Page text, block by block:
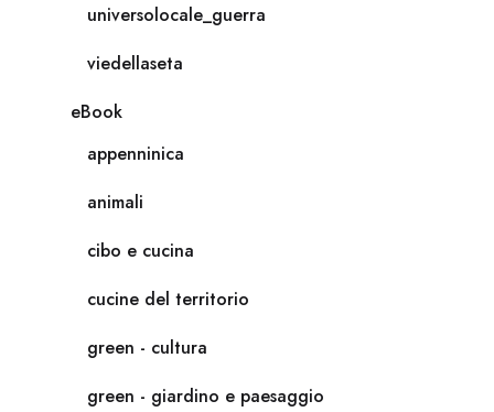
universolocale_guerra
viedellaseta
eBook
appenninica
animali
cibo e cucina
cucine del territorio
green - cultura
green - giardino e paesaggio